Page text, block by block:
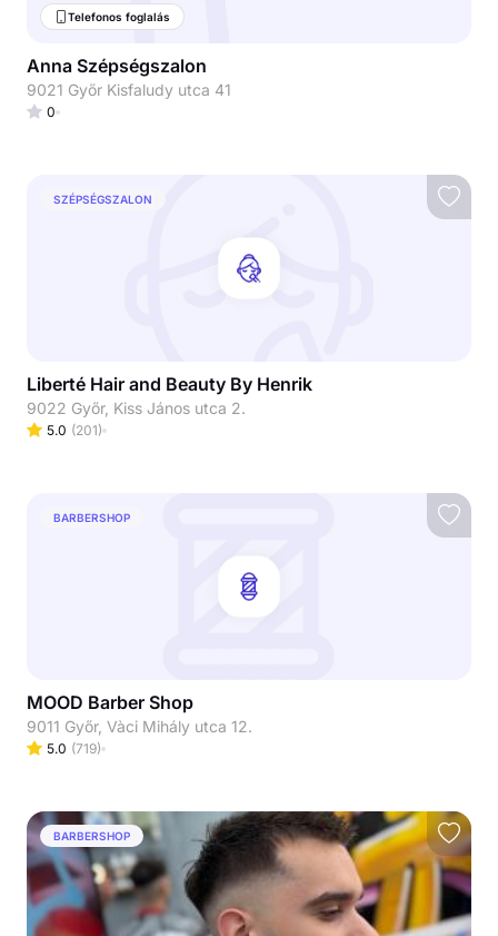
Telefonos foglalás
Anna Szépségszalon
9021 Győr Kisfaludy utca 41
0
SZÉPSÉGSZALON
Liberté Hair and Beauty By Henrik
9022 Győr, Kiss János utca 2.
5.0 (201)
BARBERSHOP
MOOD Barber Shop
9011 Győr, Vàci Mihály utca 12.
5.0 (719)
BARBERSHOP